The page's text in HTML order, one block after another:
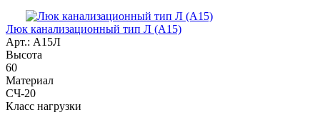
Люк канализационный тип Л (А15)
Арт.: А15Л
Высота
60
Материал
СЧ-20
Класс нагрузки